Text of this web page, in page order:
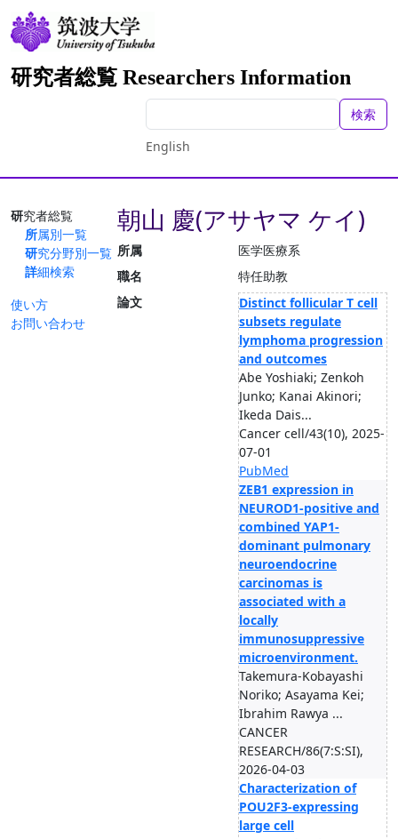
研究者総覧 Researchers Information
検索
English
研究者総覧
所属別一覧
研究分野別一覧
詳細検索
使い方
お問い合わせ
朝山 慶(アサヤマ ケイ)
所属
医学医療系
職名
特任助教
論文
Distinct follicular T cell
subsets regulate
lymphoma progression
and outcomes
Abe Yoshiaki; Zenkoh
Junko; Kanai Akinori;
Ikeda Dais...
Cancer cell/43(10), 2025-
07-01
PubMed
ZEB1 expression in
NEUROD1-positive and
combined YAP1-
dominant pulmonary
neuroendocrine
carcinomas is
associated with a
locally
immunosuppressive
microenvironment.
Takemura-Kobayashi
Noriko; Asayama Kei;
Ibrahim Rawya ...
CANCER
RESEARCH/86(7:S:SI),
2026-04-03
Characterization of
POU2F3-expressing
large cell